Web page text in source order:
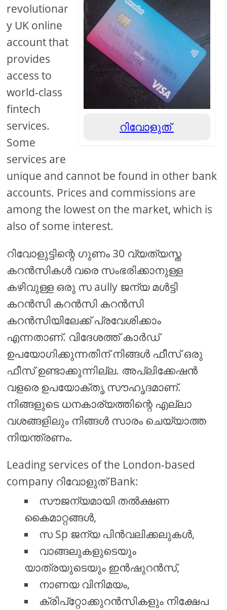
റിവോളുത്
revolutionar
y UK online
account that
provides
access to
world-class
fintech
services.
Some
services are
unique and cannot be found in other bank
accounts. Prices and commissions are
among the lowest on the market, which is
also of some interest.
റിവോളുട്ടിന്റെ ഗുണം 30 വ്യത്യസ്ത
കറൻസികൾ വരെ സംഭരിക്കാനുള്ള
കഴിവുള്ള ഒരു സ aully ജന്യ മൾട്ടി
കറൻസി കറൻസി കറൻസി
കറൻസിയിലേക്ക് പ്രവേശിക്കാം
എന്നതാണ്. വിദേശത്ത് കാർഡ്
ഉപയോഗിക്കുന്നതിന് നിങ്ങൾ ഫീസ് ഒരു
ഫീസ് ഉണ്ടാക്കുന്നില്ല. അപ്ലിക്കേഷൻ
വളരെ ഉപയോക്തൃ സൗഹൃദമാണ്.
നിങ്ങളുടെ ധനകാര്യത്തിന്റെ എല്ലാ
വശങ്ങളിലും നിങ്ങൾ സാരം ചെയ്യാത്ത
നിയന്ത്രണം.
Leading services of the London-based
company റിവോളുത് Bank:
സൗജന്യമായി തൽക്ഷണ
കൈമാറ്റങ്ങൾ,
സ Sp ജന്യ പിൻവലിക്കലുകൾ,
വാങ്ങലുകളുടെയും
യാത്രയുടെയും ഇൻഷുറൻസ്,
നാണയ വിനിമയം,
ക്രിപ്റ്റോക്കുറൻസികളും നിക്ഷേപ